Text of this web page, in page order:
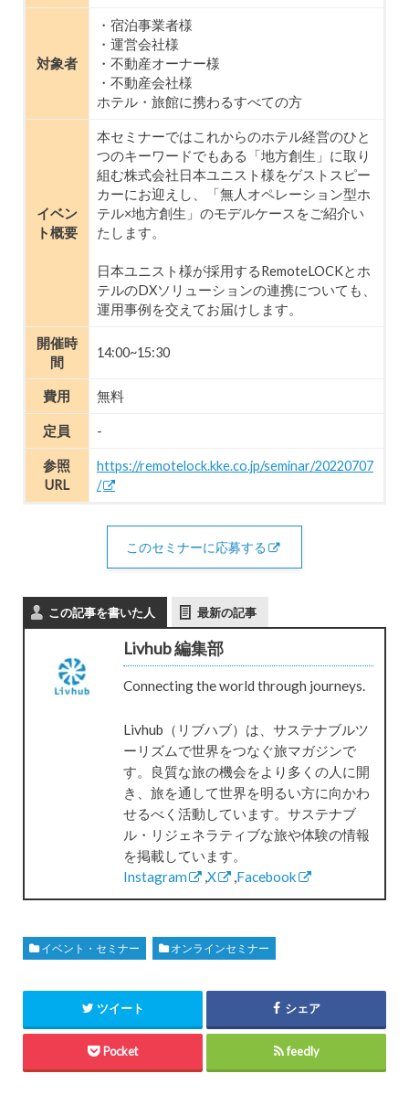
対象者
・宿泊事業者様
・運営会社様
・不動産オーナー様
・不動産会社様
ホテル・旅館に携わるすべての方
イベン
ト概要
本セミナーではこれからのホテル経営のひと
つのキーワードでもある「地方創生」に取り
組む株式会社日本ユニスト様をゲストスピー
カーにお迎えし、「無人オペレーション型ホ
テル×地方創生」のモデルケースをご紹介い
たします。
日本ユニスト様が採用するRemoteLOCKとホ
テルのDXソリューションの連携についても、
運用事例を交えてお届けします。
開催時
間
14:00~15:30
費用 無料
定員 -
参照
URL
https://remotelock.kke.co.jp/seminar/20220707
/
このセミナーに応募する
この記事を書いた人 最新の記事
Livhub 編集部
Connecting the world through journeys.
Livhub（リブハブ）は、サステナブルツ
ーリズムで世界をつなぐ旅マガジンで
す。良質な旅の機会をより多くの人に開
き、旅を通して世界を明るい方に向かわ
せるべく活動しています。サステナブ
ル・リジェネラティブな旅や体験の情報
を掲載しています。
Instagram
X Facebook
イベント・セミナー オンラインセミナー
ツイート シェア
Pocket feedly